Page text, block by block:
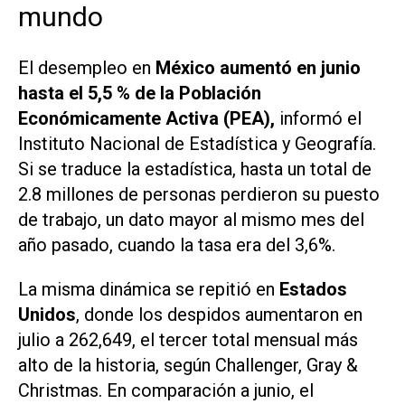
mundo
El desempleo en México aumentó en junio
hasta el 5,5 % de la Población
Económicamente Activa (PEA), informó el
Instituto Nacional de Estadística y Geografía.
Si se traduce la estadística, hasta un total de
2.8 millones de personas perdieron su puesto
de trabajo, un dato mayor al mismo mes del
año pasado, cuando la tasa era del 3,6%.
La misma dinámica se repitió en Estados
Unidos, donde los despidos aumentaron en
julio a 262,649, el tercer total mensual más
alto de la historia, según Challenger, Gray &
Christmas. En comparación a junio, el